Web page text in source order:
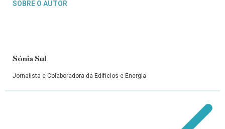
SOBRE O AUTOR
Sónia Sul
Jornalista e Colaboradora da Edifícios e Energia